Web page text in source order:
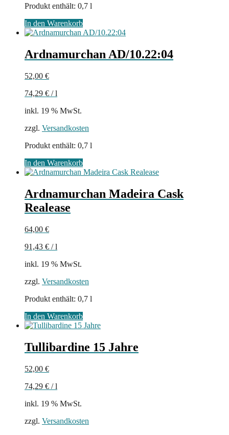
Produkt enthält: 0,7 l
In den Warenkorb
Ardnamurchan AD/10.22:04
52,00 €
74,29 € /l
inkl. 19 % MwSt.
zzgl. Versandkosten
Produkt enthält: 0,7 l
In den Warenkorb
Ardnamurchan Madeira Cask
Realease
64,00 €
91,43 € /l
inkl. 19 % MwSt.
zzgl. Versandkosten
Produkt enthält: 0,7 l
In den Warenkorb
Tullibardine 15 Jahre
52,00 €
74,29 € /l
inkl. 19 % MwSt.
zzgl. Versandkosten